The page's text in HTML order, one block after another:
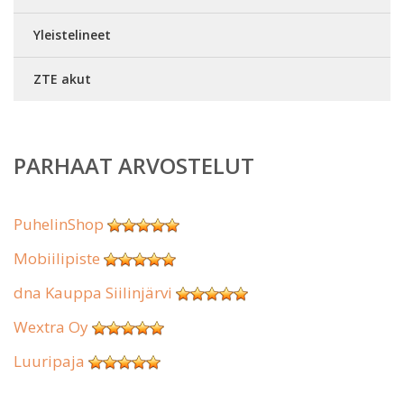
Yleistelineet
ZTE akut
PARHAAT ARVOSTELUT
PuhelinShop
Mobiilipiste
dna Kauppa Siilinjärvi
Wextra Oy
Luuripaja